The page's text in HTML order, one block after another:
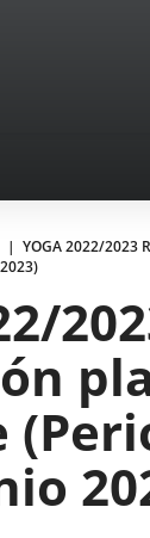
YOGA 2022/2023